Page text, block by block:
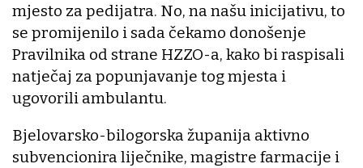
mjesto za pedijatra. No, na našu inicijativu, to
se promijenilo i sada čekamo donošenje
Pravilnika od strane HZZO-a, kako bi raspisali
natječaj za popunjavanje tog mjesta i
ugovorili ambulantu.
Bjelovarsko-bilogorska županija aktivno
subvencionira liječnike, magistre farmacije i